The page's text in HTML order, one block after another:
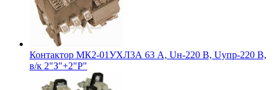
Контактор МК2-01УХЛ3А 63 А, Uн-220 В, Uупр-220 В,
в/к 2"З"+2"Р"